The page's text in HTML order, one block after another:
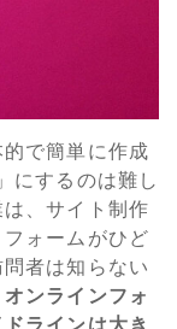
で簡単に作成
にするのは難し
、サイト制作
ォームがひど
者は知らない
オンラインフォ
ラインは大き